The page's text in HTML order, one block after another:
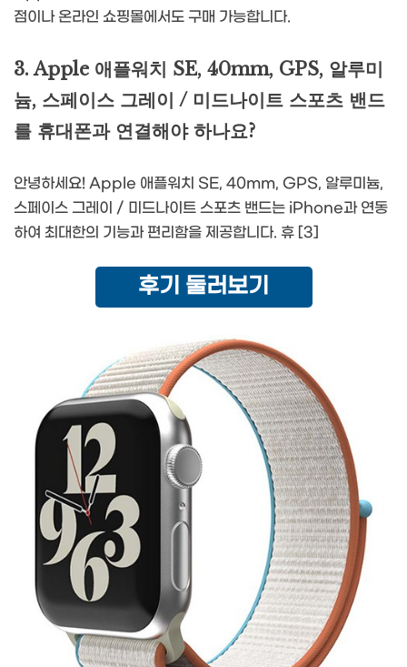
점이나 온라인 쇼핑몰에서도 구매 가능합니다.
3. Apple 애플워치 SE, 40mm, GPS, 알루미
늄, 스페이스 그레이 / 미드나이트 스포츠 밴드
를 휴대폰과 연결해야 하나요?
안녕하세요! Apple 애플워치 SE, 40mm, GPS, 알루미늄,
스페이스 그레이 / 미드나이트 스포츠 밴드는 iPhone과 연동
하여 최대한의 기능과 편리함을 제공합니다. 휴 [3]
후기 둘러보기